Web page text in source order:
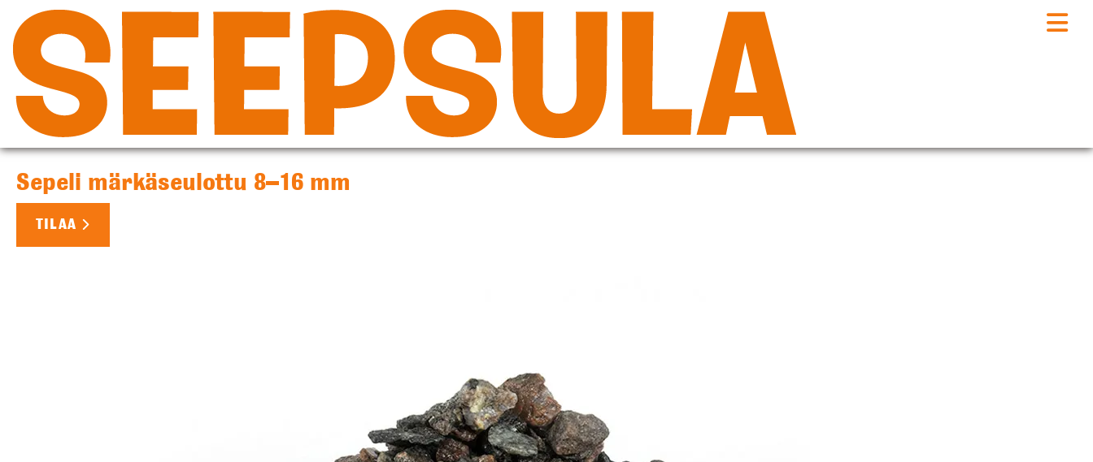
sisältöön
SEPELIT
Sepeli märkäseulottu 8–16 mm
TILAA